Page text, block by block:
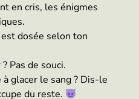
en cris, les énigmes
dosée selon ton
Pas de souci.
glacer le sang ? Dis-le
du reste.